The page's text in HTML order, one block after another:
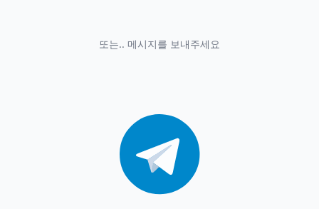
또는.. 메시지를 보내주세요